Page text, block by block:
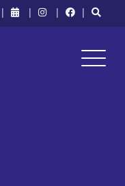
| | | |